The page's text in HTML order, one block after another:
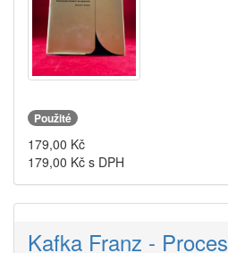
Použité
179,00 Kč
179,00 Kč s DPH
Kafka Franz - Proces